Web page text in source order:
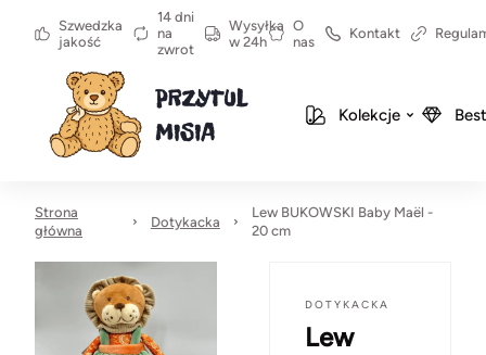
Szwedzka
jakość
14 dni
na
zwrot
Wysyłka
w 24h
O
nas
Kontakt
Kolekcje
Strona
główna
Dotykacka
Lew BUKOWSKI Baby Maël -
20 cm
DOTYKACKA
Lew